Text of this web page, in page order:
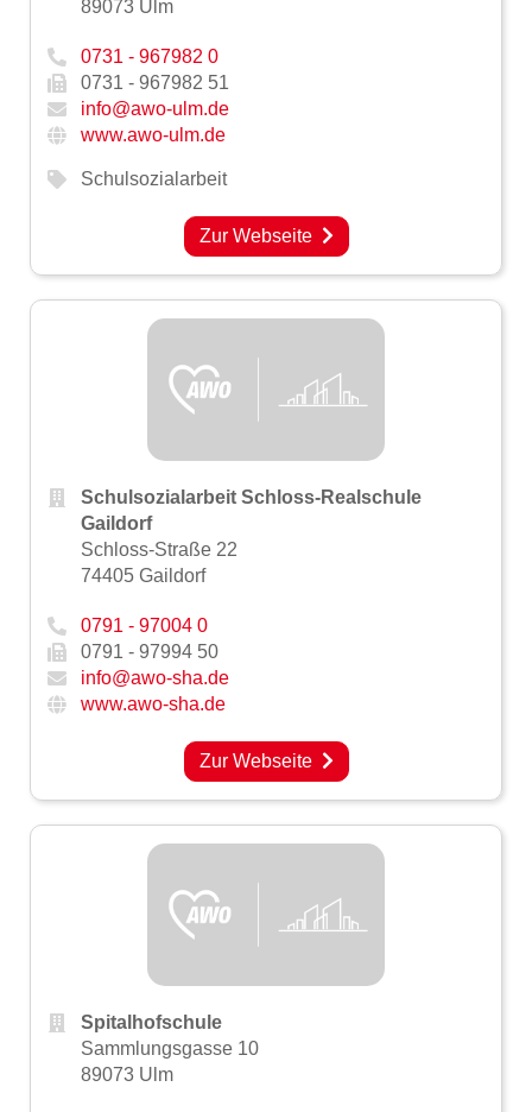
89073 Ulm
0731 - 967982 0
0731 - 967982 51
info@awo-ulm.de
www.awo-ulm.de
Schulsozialarbeit
Zur Webseite
Schulsozialarbeit Schloss-Realschule
Gaildorf
Schloss-Straße 22
74405 Gaildorf
0791 - 97004 0
0791 - 97994 50
info@awo-sha.de
www.awo-sha.de
Zur Webseite
Spitalhofschule
Sammlungsgasse 10
89073 Ulm